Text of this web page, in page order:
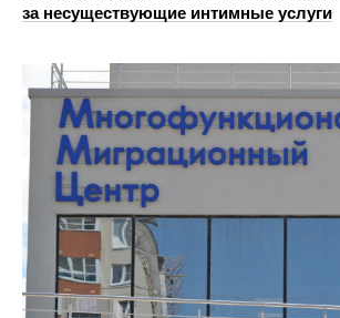
за несуществующие интимные услуги